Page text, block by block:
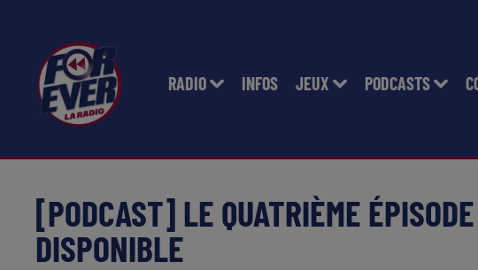
RADIO INFOS JEUX PODCASTS
[PODCAST] LE QUATRIÈME
DISPONIBLE